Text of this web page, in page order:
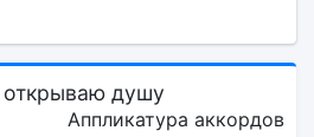
душу
Аппликатура аккордов